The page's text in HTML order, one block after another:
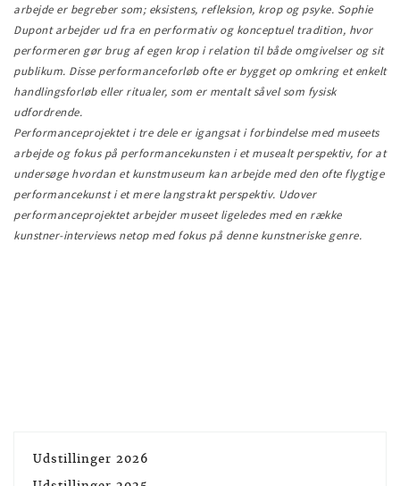
arbejde er begreber som; eksistens, refleksion, krop og psyke. Sophie
Dupont arbejder ud fra en performativ og konceptuel tradition, hvor
performeren gør brug af egen krop i relation til både omgivelser og sit
publikum. Disse performanceforløb ofte er bygget op omkring et enkelt
handlingsforløb eller ritualer, som er mentalt såvel som fysisk
udfordrende.
Performanceprojektet i tre dele er igangsat i forbindelse med museets
arbejde og fokus på performancekunsten i et musealt perspektiv, for at
undersøge hvordan et kunstmuseum kan arbejde med den ofte flygtige
performancekunst i et mere langstrakt perspektiv. Udover
performanceprojektet arbejder museet ligeledes med en række
kunstner-interviews netop med fokus på denne kunstneriske genre.
Udstillinger 2026